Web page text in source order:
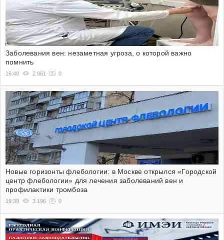
Заболевания вен: незаметная угроза, о которой важно
помнить
16:40 2 061 0
Новые горизонты флебологии: в Москве открылся «Городской
центр флебологии» для лечения заболеваний вен и
профилактики тромбоза
19:39 3 196 0